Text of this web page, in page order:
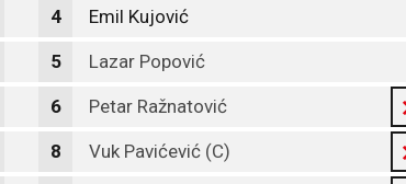
4 Emil Kujović
5 Lazar Popović
6 Petar Ražnatović
8 Vuk Pavićević (C)